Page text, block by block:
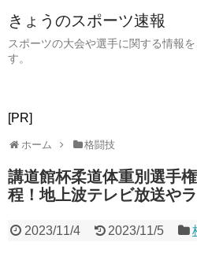
きょうのスポーツ速報
スポーツの大会や選手に関する情報
す。
[PR]
ホーム 格闘技
講道館杯柔道体重別選手
程！地上波テレビ放送や
2023/11/4 2023/11/5